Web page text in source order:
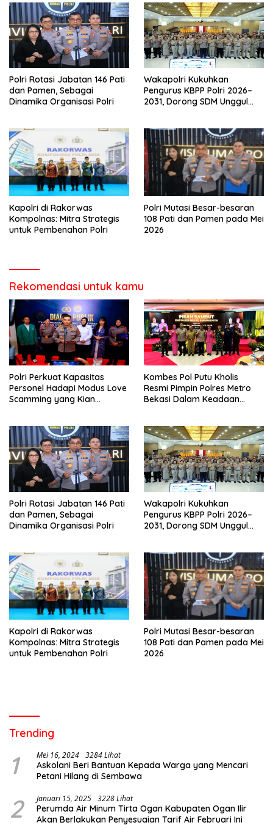
Polri Rotasi Jabatan 146 Pati
dan Pamen, Sebagai
Dinamika Organisasi Polri
Wakapolri Kukuhkan
Pengurus KBPP Polri 2026–
2031, Dorong SDM Unggul
Kapolri di Rakorwas
Kompolnas: Mitra Strategis
untuk Pembenahan Polri
Polri Mutasi Besar-besaran
108 Pati dan Pamen pada Mei
2026
Rekomendasi untuk kamu
Polri Perkuat Kapasitas
Personel Hadapi Modus Love
Scamming yang Kian
Kombes Pol Putu Kholis
Resmi Pimpin Polres Metro
Bekasi Dalam Keadaan
Polri Rotasi Jabatan 146 Pati
dan Pamen, Sebagai
Dinamika Organisasi Polri
Wakapolri Kukuhkan
Pengurus KBPP Polri 2026–
2031, Dorong SDM Unggul
Kapolri di Rakorwas
Kompolnas: Mitra Strategis
untuk Pembenahan Polri
Polri Mutasi Besar-besaran
108 Pati dan Pamen pada Mei
2026
Trending
1 Mei 16, 2024 3284 Lihat
Askolani Beri Bantuan Kepada Warga yang Mencari
Petani Hilang di Sembawa
2 Januari 15, 2025 3228 Lihat
Perumda Air Minum Tirta Ogan Kabupaten Ogan Ilir
Akan Berlakukan Penyesuaian Tarif Air Februari Ini